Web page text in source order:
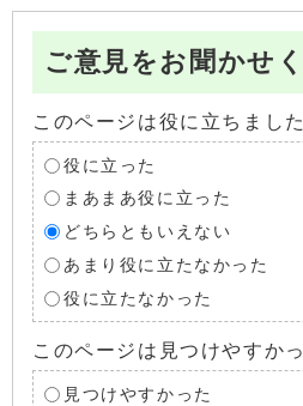
ご意見をお聞かせ
このページは役に立ちまし
役に立った
まあまあ役に立った
どちらともいえない
あまり役に立たなかった
役に立たなかった
このページは見つけやすか
見つけやすかった